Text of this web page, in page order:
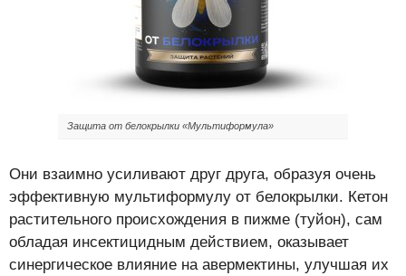
Защита от белокрылки «Мультиформула»
Они взаимно усиливают друг друга, образуя очень
эффективную мультиформулу от белокрылки. Кетон
растительного происхождения в пижме (туйон), сам
обладая инсектицидным действием, оказывает
синергическое влияние на авермектины, улучшая их